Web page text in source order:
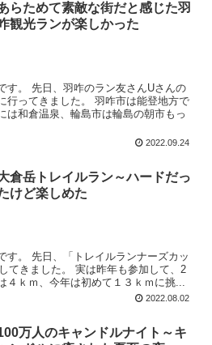
らためて素敵な街だと感じた羽
観光ランが楽しかった
す。 先日、羽咋のラン友さんUさんの
行ってきました。 羽咋市は能登地方で
は和倉温泉、輪島市は輪島の朝市もっ
2022.09.24
倉岳トレイルラン～ハードだっ
けど楽しめた
す。 先日、「トレイルランナーズカッ
てきました。 実は昨年も参加して、2
４ｋｍ、今年は初めて１３ｋｍに挑...
2022.08.02
万人のキャンドルナイト～キ